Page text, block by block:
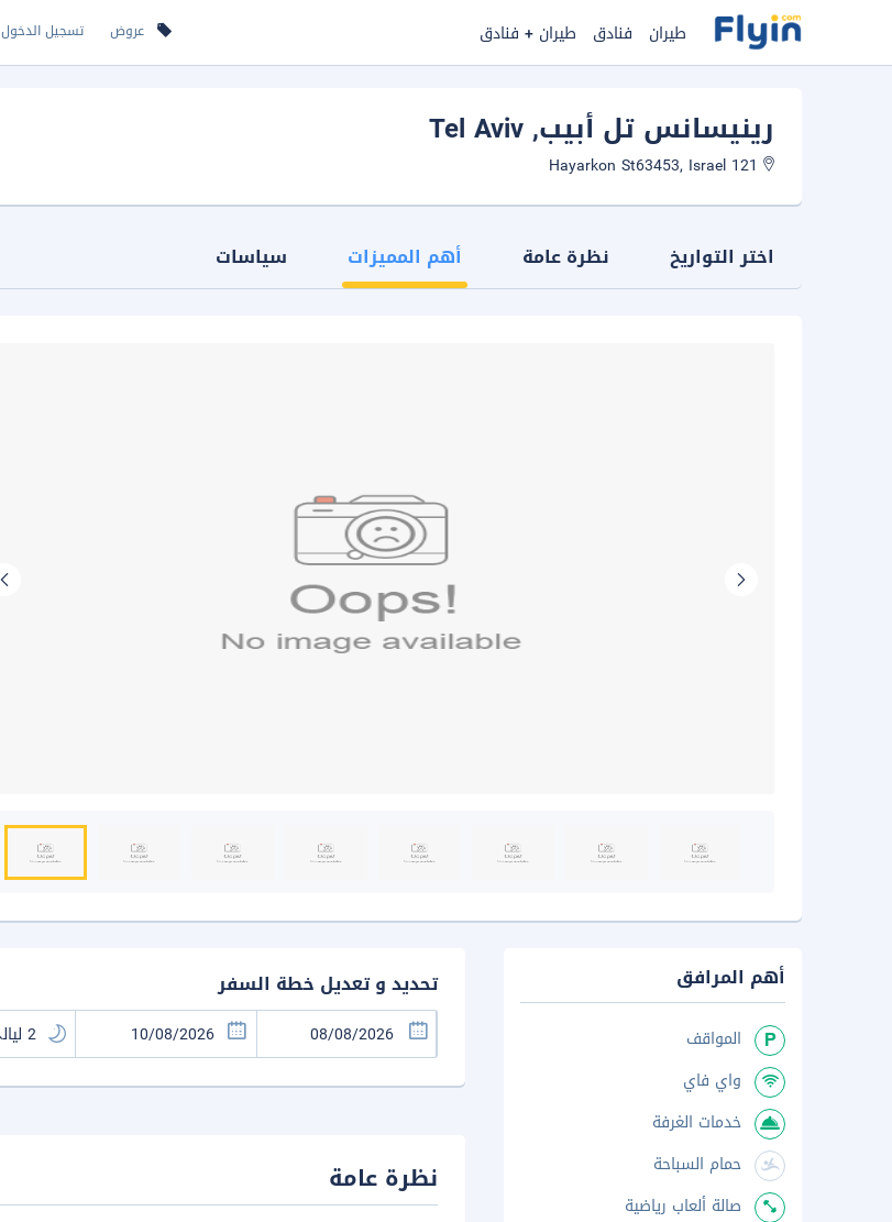
عروض تسجيل الدخول طيران فنادق طيران + فنادق
رينيسانس تل أبيب, Tel Aviv
اختر التواريخ نظرة عامة أهم المميزات سياسات
تحديد و تعديل خطة السفر
نظرة عامة
أهم المرافق
المواقف
واي فاي
خدمات الغرفة
حمام السباحة
صالة ألعاب رياضية